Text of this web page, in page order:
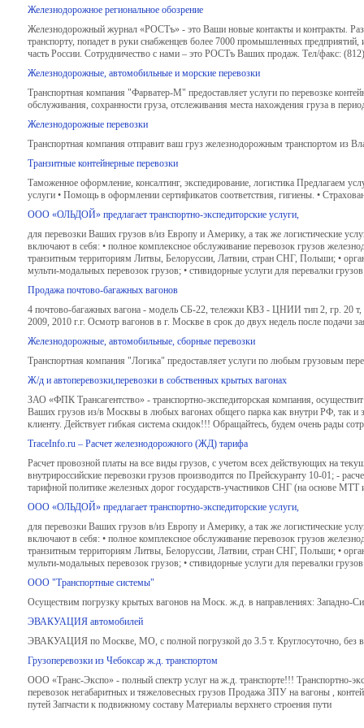
Железнодорожное региональное обозрение
Железнодорожный журнал «РОСТъ» - это Ваши новые контакты и контракты.
транспорту, попадет в руки снабженцев более 7000 промышленных
часть России. Сотрудничество с нами – это РОСТъ Ваших продаж. Тел/факс:
Железнодорожные, автомобильные и морские перевозки
Транспортная компания "Фарватер-М" предоставляет услуги по перевозке
обслуживания, сохранности груза, отслеживания места нахождения груза в
Железнодорожные перевозки
Транспортная компания отправит ваш груз железнодорожным транспортом из
Транзитные контейнерные перевозки
Таможенное оформление, консалтинг, экспедирование, логистика Предлагаем
услуги • Помощь в оформлении сертификатов соответствия, гигиены. •
ООО «ОЛЬДОЙ» предлагает транспортно-экспедиторские услуги,
для перевозки Ваших грузов в/из Европу и Америку, а так же логистические
включают в себя: • полное комплексное обслуживание перевозок грузов
транзитным территориям Литвы, Белоруссии, Латвии, стран СНГ, Польши; •
мульти-модальных перевозок грузов; • стивидорные услуги для перевалки
Продажа почтово-багажных вагонов
4 почтово-багажных вагона - модель СБ-22, тележки КВЗ - ЦНИИ тип 2, гр. 20
2009, 2010 г.г. Осмотр вагонов в г. Москве в срок до двух недель после подачи
Железнодорожные, автомобильные, сборные перевозки
Транспортная компания "Логика" предоставляет услуги по любым грузовым
Ж/д и автоперевозки,перевозки в собственных крытых вагонах
ЗАО «ФПК Трансагентство» - транспортно-экспедиторская компания,
Ваших грузов из/в Москвы в любых вагонах общего парка как внутри РФ, так и
клиенту. Действует гибкая система скидок!!! Обращайтесь, будем очень рады
TraceInfo.ru – Расчет железнодорожного (ЖД) тарифа
Расчет провозной платы на все виды грузов, с учетом всех действующих на
внутрироссийские перевозки грузов производится по Прейскуранту 10-01; -
тарифной политике железных дорог государств-участников СНГ (на основе
ООО «ОЛЬДОЙ» предлагает транспортно-экспедиторские услуги,
для перевозки Ваших грузов в/из Европу и Америку, а так же логистические
включают в себя: • полное комплексное обслуживание перевозок грузов
транзитным территориям Литвы, Белоруссии, Латвии, стран СНГ, Польши; •
мульти-модальных перевозок грузов; • стивидорные услуги для перевалки
ООО "Транспортные системы"
Осуществим погрузку крытых вагонов на Моск. ж.д. в направлениях: Западно-
ЭВАКУАЦИЯ автомобилей
ЭВАКУАЦИЯ по Москве, МО, с полной погрузкой до 3.5 т. Круглосуточно, без
Грузоперевозки из Чебоксар ж.д. транспортом
ООО «Транс-Экспо» - полный спектр услуг на ж.д. транспорте!!! Транспортно-
перевозок негабаритных и тяжеловесных грузов Продажа ЗПУ на вагоны ,
путей Запчасти к подвижному составу Материалы верхнего строения пути